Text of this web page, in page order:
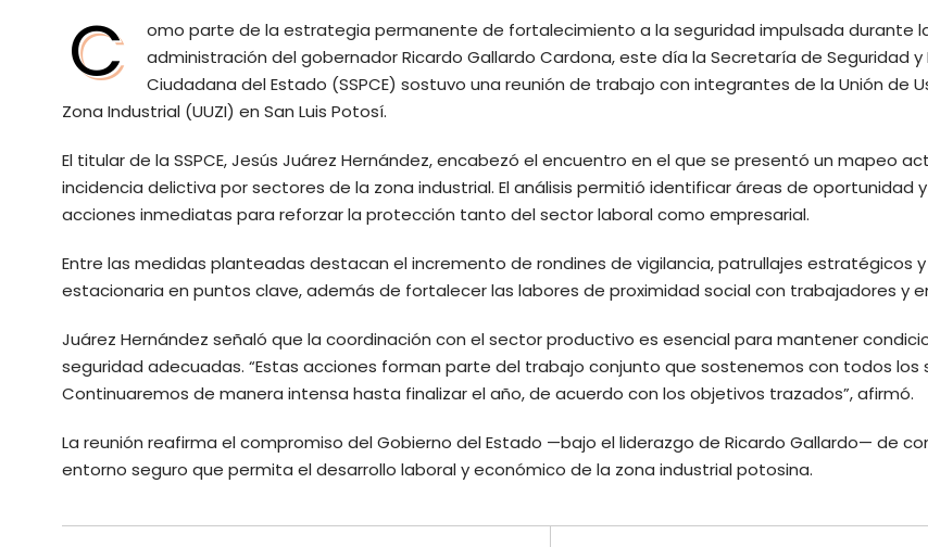
C
omo parte de la estrategia permanente de fortalecimiento a la seguridad impulsada durante
administración del gobernador Ricardo Gallardo Cardona, este día la Secretaría de Seguridad y
Ciudadana del Estado (SSPCE) sostuvo una reunión de trabajo con integrantes de la Unión de
Zona Industrial (UUZI) en San Luis Potosí.
El titular de la SSPCE, Jesús Juárez Hernández, encabezó el encuentro en el que se presentó un mapeo
incidencia delictiva por sectores de la zona industrial. El análisis permitió identificar áreas de oportunidad
acciones inmediatas para reforzar la protección tanto del sector laboral como empresarial.
Entre las medidas planteadas destacan el incremento de rondines de vigilancia, patrullajes estratégicos
estacionaria en puntos clave, además de fortalecer las labores de proximidad social con trabajadores y
Juárez Hernández señaló que la coordinación con el sector productivo es esencial para mantener
seguridad adecuadas. “Estas acciones forman parte del trabajo conjunto que sostenemos con todos los
Continuaremos de manera intensa hasta finalizar el año, de acuerdo con los objetivos trazados”, afirmó.
La reunión reafirma el compromiso del Gobierno del Estado —bajo el liderazgo de Ricardo Gallardo— de
entorno seguro que permita el desarrollo laboral y económico de la zona industrial potosina.